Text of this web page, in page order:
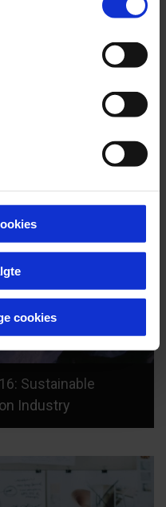
cookies
tema
Sustainable
Industry